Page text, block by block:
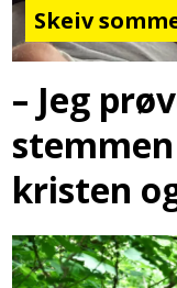
Skeiv
– Jeg
kristen